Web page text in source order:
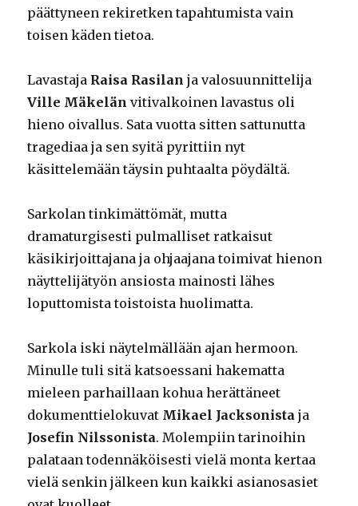
päättyneen rekiretken tapahtumista vain
toisen käden tietoa.
Lavastaja Raisa Rasilan ja valosuunnittelija
Ville Mäkelän vitivalkoinen lavastus oli
hieno oivallus. Sata vuotta sitten sattunutta
tragediaa ja sen syitä pyrittiin nyt
käsittelemään täysin puhtaalta pöydältä.
Sarkolan tinkimättömät, mutta
dramaturgisesti pulmalliset ratkaisut
käsikirjoittajana ja ohjaajana toimivat hienon
näyttelijätyön ansiosta mainosti lähes
loputtomista toistoista huolimatta.
Sarkola iski näytelmällään ajan hermoon.
Minulle tuli sitä katsoessani hakematta
mieleen parhaillaan kohua herättäneet
dokumenttielokuvat Mikael Jacksonista ja
Josefin Nilssonista. Molempiin tarinoihin
palataan todennäköisesti vielä monta kertaa
vielä senkin jälkeen kun kaikki asianosasiet